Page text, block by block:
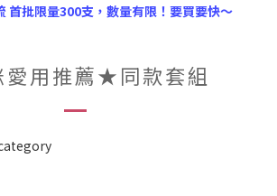
首批限量300支，數量有限！要買要快～
用推薦★同款套組